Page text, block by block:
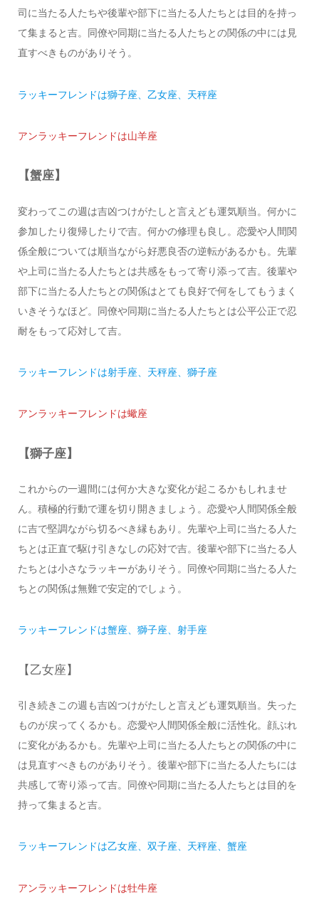
司に当たる人たちや後輩や部下に当たる人たちとは目的を持っ
て集まると吉。同僚や同期に当たる人たちとの関係の中には見
直すべきものがありそう。
ラッキーフレンドは獅子座、乙女座、天秤座
アンラッキーフレンドは山羊座
【蟹座】
変わってこの週は吉凶つけがたしと言えども運気順当。何かに
参加したり復帰したりで吉。何かの修理も良し。恋愛や人間関
係全般については順当ながら好悪良否の逆転があるかも。先輩
や上司に当たる人たちとは共感をもって寄り添って吉。後輩や
部下に当たる人たちとの関係はとても良好で何をしてもうまく
いきそうなほど。同僚や同期に当たる人たちとは公平公正で忍
耐をもって応対して吉。
ラッキーフレンドは射手座、天秤座、獅子座
アンラッキーフレンドは蠍座
【獅子座】
これからの一週間には何か大きな変化が起こるかもしれませ
ん。積極的行動で運を切り開きましょう。恋愛や人間関係全般
に吉で堅調ながら切るべき縁もあり。先輩や上司に当たる人た
ちとは正直で駆け引きなしの応対で吉。後輩や部下に当たる人
たちとは小さなラッキーがありそう。同僚や同期に当たる人た
ちとの関係は無難で安定的でしょう。
ラッキーフレンドは蟹座、獅子座、射手座
【乙女座】
引き続きこの週も吉凶つけがたしと言えども運気順当。失った
ものが戻ってくるかも。恋愛や人間関係全般に活性化。顔ぶれ
に変化があるかも。先輩や上司に当たる人たちとの関係の中に
は見直すべきものがありそう。後輩や部下に当たる人たちには
共感して寄り添って吉。同僚や同期に当たる人たちとは目的を
持って集まると吉。
ラッキーフレンドは乙女座、双子座、天秤座、蟹座
アンラッキーフレンドは牡牛座